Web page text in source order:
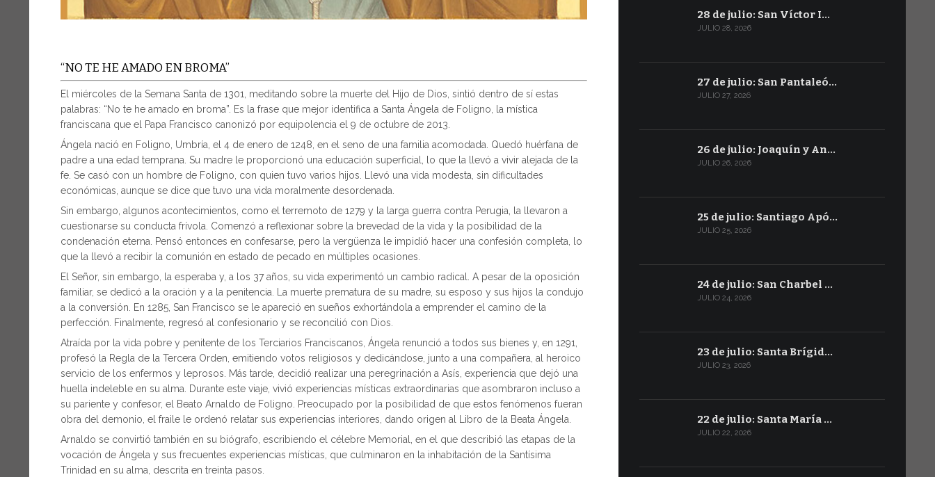
“NO TE HE AMADO EN BROMA”
El miércoles de la Semana Santa de 1301, meditando sobre la muerte del Hijo de Dios, sintió dentro de sí estas
palabras: “No te he amado en broma”. Es la frase que mejor identifica a Santa Ángela de Foligno, la mística
franciscana que el Papa Francisco canonizó por equipolencia el 9 de octubre de 2013.
Ángela nació en Foligno, Umbría, el 4 de enero de 1248, en el seno de una familia acomodada. Quedó huérfana de
padre a una edad temprana. Su madre le proporcionó una educación superficial, lo que la llevó a vivir alejada de la
fe. Se casó con un hombre de Foligno, con quien tuvo varios hijos. Llevó una vida modesta, sin dificultades
económicas, aunque se dice que tuvo una vida moralmente desordenada.
Sin embargo, algunos acontecimientos, como el terremoto de 1279 y la larga guerra contra Perugia, la llevaron a
cuestionarse su conducta frívola. Comenzó a reflexionar sobre la brevedad de la vida y la posibilidad de la
condenación eterna. Pensó entonces en confesarse, pero la vergüenza le impidió hacer una confesión completa, lo
que la llevó a recibir la comunión en estado de pecado en múltiples ocasiones.
El Señor, sin embargo, la esperaba y, a los 37 años, su vida experimentó un cambio radical. A pesar de la oposición
familiar, se dedicó a la oración y a la penitencia. La muerte prematura de su madre, su esposo y sus hijos la condujo
a la conversión. En 1285, San Francisco se le apareció en sueños exhortándola a emprender el camino de la
perfección. Finalmente, regresó al confesionario y se reconcilió con Dios.
Atraída por la vida pobre y penitente de los Terciarios Franciscanos, Ángela renunció a todos sus bienes y, en 1291,
profesó la Regla de la Tercera Orden, emitiendo votos religiosos y dedicándose, junto a una compañera, al heroico
servicio de los enfermos y leprosos. Más tarde, decidió realizar una peregrinación a Asís, experiencia que dejó una
huella indeleble en su alma. Durante este viaje, vivió experiencias místicas extraordinarias que asombraron incluso a
su pariente y confesor, el Beato Arnaldo de Foligno. Preocupado por la posibilidad de que estos fenómenos fueran
obra del demonio, el fraile le ordenó relatar sus experiencias interiores, dando origen al Libro de la Beata Ángela.
Arnaldo se convirtió también en su biógrafo, escribiendo el célebre Memorial, en el que describió las etapas de la
vocación de Ángela y sus frecuentes experiencias místicas, que culminaron en la inhabitación de la Santísima
Trinidad en su alma, descrita en treinta pasos.
28 de julio: San Víctor I…
JULIO 28, 2026
27 de julio: San Pantaleó…
JULIO 27, 2026
26 de julio: Joaquín y An…
JULIO 26, 2026
25 de julio: Santiago Apó…
JULIO 25, 2026
24 de julio: San Charbel …
JULIO 24, 2026
23 de julio: Santa Brígid…
JULIO 23, 2026
22 de julio: Santa María …
JULIO 22, 2026